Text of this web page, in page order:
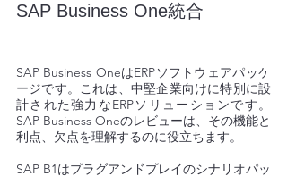
SAP Business One統合
SAP Business OneはERPソフトウェアパッケ
ージです。これは、中堅企業向けに特別に設
計された強力なERPソリューションです。
SAP Business Oneのレビューは、その機能と
利点、欠点を理解するのに役立ちます。
SAP B1はプラグアンドプレイのシナリオパッ